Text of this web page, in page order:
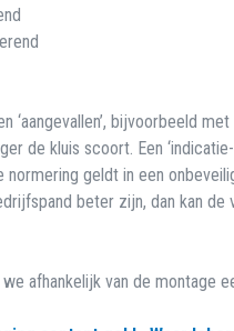
‘aangevallen’, bijvoorbeeld
de kluis scoort. Een
geldt in een
beter zijn, dan kan
afhankelijk van de montage